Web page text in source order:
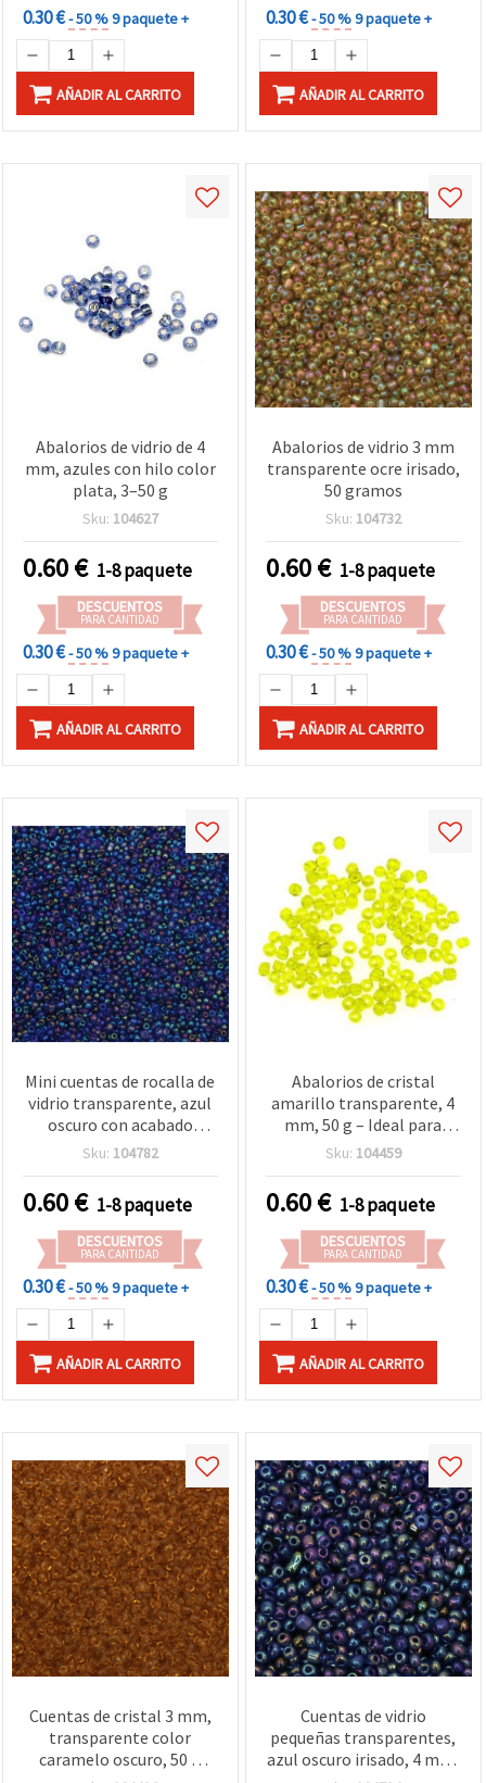
0.30 €- 50 %9 paquete +
AÑADIR AL CARRITO
0.30 €- 50 %9 paquete +
AÑADIR AL CARRITO
Abalorios de vidrio de 4
mm, azules con hilo color
plata, 3–50 g
Sku: 104627
0.60€ 1-8 paquete
DESCUENTOS
PARA CANTIDAD
0.30 €- 50 %9 paquete +
AÑADIR AL CARRITO
Abalorios de vidrio 3 mm
transparente ocre irisado,
50 gramos
Sku: 104732
0.60€ 1-8 paquete
DESCUENTOS
PARA CANTIDAD
0.30 €- 50 %9 paquete +
AÑADIR AL CARRITO
Mini cuentas de rocalla de
vidrio transparente, azul
oscuro con acabado
arcoíris, 2 mm, 50 g
Sku: 104782
0.60€ 1-8 paquete
DESCUENTOS
PARA CANTIDAD
0.30 €- 50 %9 paquete +
AÑADIR AL CARRITO
Abalorios de cristal
amarillo transparente, 4
mm, 50 g – Ideal para
bisutería y manualidades
Sku: 104459
0.60€ 1-8 paquete
DESCUENTOS
PARA CANTIDAD
0.30 €- 50 %9 paquete +
AÑADIR AL CARRITO
Cuentas de cristal 3 mm,
transparente color
caramelo oscuro, 50 g
Cuentas de vidrio
pequeñas transparentes,
azul oscuro irisado, 4 mm,